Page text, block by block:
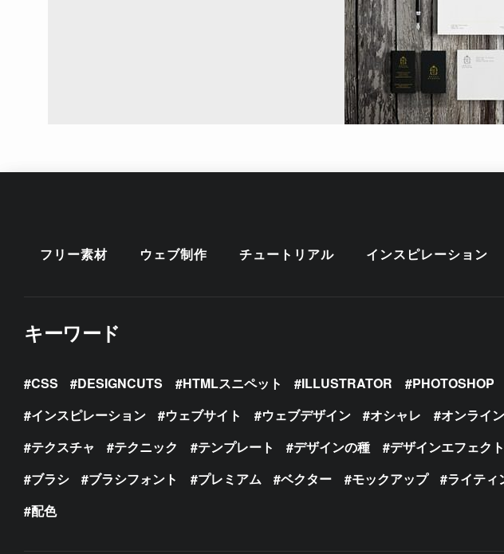
フリー素材 ウェブ制作 チュートリアル インスピレーション
キーワード
CSS DESIGNCUTS HTMLスニペット ILLUSTRATOR PHOTOSHOP
インスピレーション
ウェブサイト ウェブデザイン オシャレ オンライ
テクスチャ
テクニック テンプレート デザインの種 デザインエフェクト
ブラシ
ブラシフォント プレミアム ベクター モックアップ ライティ
配色